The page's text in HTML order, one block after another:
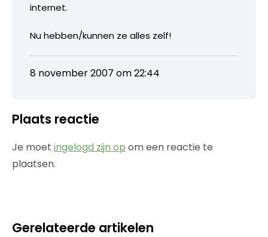
internet.
Nu hebben/kunnen ze alles zelf!
8 november 2007 om 22:44
Plaats reactie
Je moet ingelogd zijn op om een reactie te
plaatsen.
Gerelateerde artikelen